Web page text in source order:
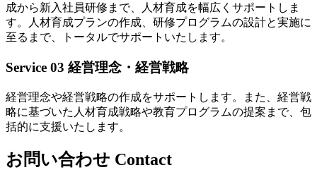
成から新入社員研修まで、人材育成を幅広くサポートしま
す。人材育成プランの作成、研修プログラムの設計と実施に
至るまで、トータルでサポートいたします。
Service 03 経営理念・経営戦略
経営理念や経営戦略の作成をサポートします。また、経営戦
略に基づいた人材育成戦略や教育プログラムの提案まで、包
括的に支援いたします。
お問い合わせ Contact